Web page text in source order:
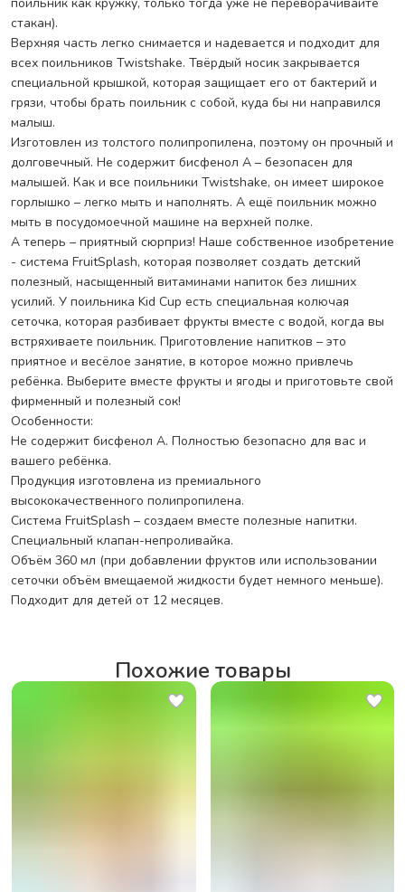
встряхиваете поильник. Приготовление напитков – это
приятное и весёлое занятие, в которое можно привлечь
ребёнка. Выберите вместе фрукты и ягоды и приготовьте свой
фирменный и полезный сок!
Особенности:
Не содержит бисфенол А. Полностью безопасно для вас и
вашего ребёнка.
Продукция изготовлена из премиального
высококачественного полипропилена.
Система FruitSplash – создаем вместе полезные напитки.
Специальный клапан-непроливайка.
Объём 360 мл (при добавлении фруктов или использовании
сеточки объём вмещаемой жидкости будет немного меньше).
Подходит для детей от 12 месяцев.
стакан).
Верхняя часть легко снимается и надевается и подходит для
всех поильников Twistshake. Твёрдый носик закрывается
специальной крышкой, которая защищает его от бактерий и
грязи, чтобы брать поильник с собой, куда бы ни направился
малыш.
Изготовлен из толстого полипропилена, поэтому он прочный и
долговечный. Не содержит бисфенол А – безопасен для
малышей. Как и все поильники Twistshake, он имеет широкое
горлышко – легко мыть и наполнять. А ещё поильник можно
мыть в посудомоечной машине на верхней полке.
А теперь – приятный сюрприз! Наше собственное изобретение
- система FruitSplash, которая позволяет создать детский
полезный, насыщенный витаминами напиток без лишних
усилий. У поильника Kid Cup есть специальная колючая
сеточка, которая разбивает фрукты вместе с водой, когда вы
встряхиваете поильник. Приготовление напитков – это
приятное и весёлое занятие, в которое можно привлечь
ребёнка. Выберите вместе фрукты и ягоды и приготовьте свой
фирменный и полезный сок!
Особенности:
Не содержит бисфенол А. Полностью безопасно для вас и
вашего ребёнка.
Продукция изготовлена из премиального
высококачественного полипропилена.
Система FruitSplash – создаем вместе полезные напитки.
Специальный клапан-непроливайка.
Объём 360 мл (при добавлении фруктов или использовании
сеточки объём вмещаемой жидкости будет немного меньше).
Подходит для детей от 12 месяцев.
Похожие товары